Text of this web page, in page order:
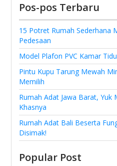
Pos-pos Terbaru
15 Potret Rumah Sederhana
Pedesaan
Model Plafon PVC Kamar
Pintu Kupu Tarung Mewah
Memilih
Rumah Adat Jawa Barat, Yuk
Khasnya
Rumah Adat Bali Beserta
Disimak!
Popular Post